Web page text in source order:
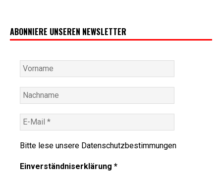
ABONNIERE UNSEREN NEWSLETTER
Bitte lese unsere Datenschutzbestimmungen
Einverständniserklärung *